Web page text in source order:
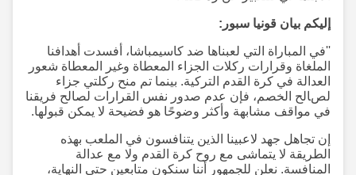
إليكم بيان قونيا سبور:
''في المباراة التي لعبناها ضد كاسيمباشا، أفسدت أهدافنا
الملغاة وقرارات ركلات الجزاء المعطاة وغير المعطاة شعور
العدالة في كرة القدم التركية. بينما تم منح ركلتي جزاء
لصالح الخصم، فإن عدم صدور نفس القرارات لصالح فريقنا
في مواقف مشابهة وأكثر وضوحًا هو فضيحة لا يمكن قبولها.
إن تجاهل جهد لاعبينا الذين يتنافسون في الملعب بهذه
الطريقة لا يتماشى مع روح كرة القدم ولا مع عدالة
المنافسة. نعلن للجمهور أننا سنكون متابعين حتى النهاية،